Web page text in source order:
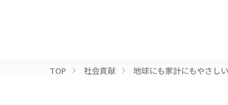
TOP 社会貢献 地球にも家計にもやさし